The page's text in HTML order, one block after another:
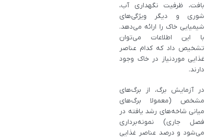
بافت، ظرفیت نگهداری آب،
شوری و دیگر ویژگی‌های
شیمیایی خاک را ارائه می‌دهد.
با این اطلاعات می‌توان
تشخیص داد که کدام عناصر
غذایی موردنیاز در خاک وجود
دارند.
در آزمایش برگ، از برگ‌های
مشخص (معمولا برگ‌های
میانی شاخه‌های رشد یافته در
فصل جاری) نمونه‌برداری
می‌شود و درصد عناصر غذایی